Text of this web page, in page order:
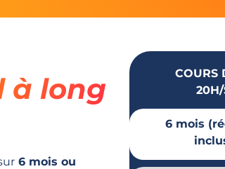
à long
6 mois ou
COURS
20H/
6 mois